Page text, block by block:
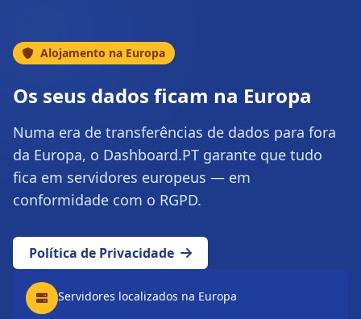
Alojamento na Europa
Os seus dados ficam na Europa
Numa era de transferências de dados para fora
da Europa, o Dashboard.PT garante que tudo
fica em servidores europeus — em
conformidade com o RGPD.
Política de Privacidade
Servidores localizados na Europa